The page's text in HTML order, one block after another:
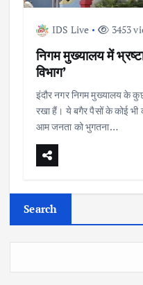
IDS Live 3453
निगम मुख्यालय में
विभाग’
इंदौर नगर निगम मुख्यालय के कुछ
रखा हैं। ये बगैर पैसों के कोई भी
आम जनता को भुगतना…
Search